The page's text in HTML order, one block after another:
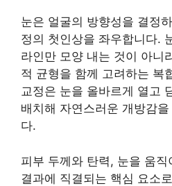
눈은 얼굴의 방향성을 결정
정의 첫인상을 좌우합니다.
라인만 모양 내는 것이 아니
적 균형을 함께 고려하는 복
교정은 눈을 올바르게 열고
배치해 자연스러운 개방감
다.
피부 두께와 탄력, 눈을 움
결과에 직결되는 핵심 요소